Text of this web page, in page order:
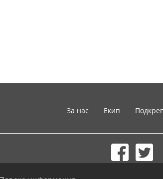
За нас Екип